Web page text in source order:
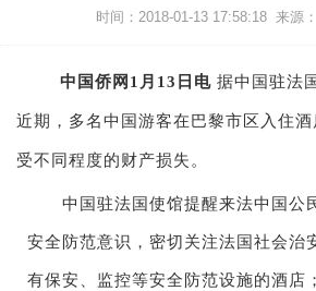
时间：2018-01-13 17:58:18 来源：
中国侨网1月13日电 据中国驻法
近期，多名中国游客在巴黎市区入住
受不同程度的财产损失。
中国驻法国使馆提醒来法中国公
安全防范意识，密切关注法国社会治
有保安、监控等安全防范设施的酒店